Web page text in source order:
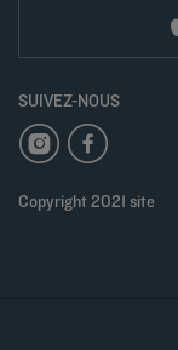
SUIVEZ-NOUS
Copyright 2021 site